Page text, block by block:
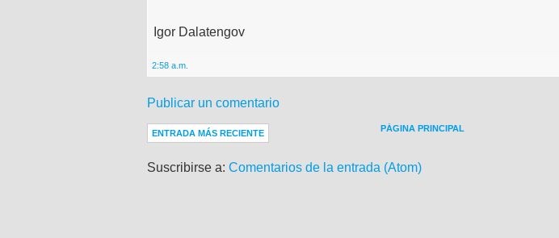
Igor Dalatengov
2:58 a.m.
Publicar un comentario
ENTRADA MÁS RECIENTE PÁGINA PRINCIPAL
Suscribirse a: Comentarios de la entrada (Atom)